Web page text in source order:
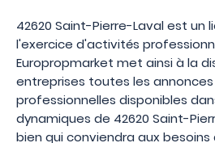
42620 Saint-Pierre-Laval est un
l'exercice d'activités
Europropmarket met ainsi à la
entreprises toutes les
professionnelles disponibles
dynamiques de 42620 Saint-
bien qui conviendra aux